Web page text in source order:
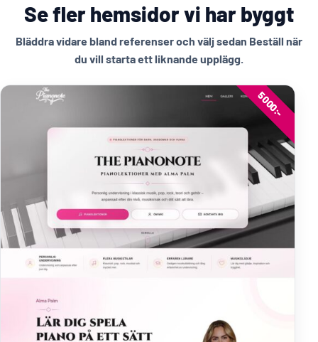
Se fler hemsidor vi har byggt
Bläddra vidare bland referenser och välj sedan Beställ när
du vill starta ett liknande upplägg.
5000:-